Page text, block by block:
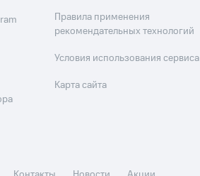
Правила применения
рекомендательных технологий
Условия использования сервиса
Карта сайта